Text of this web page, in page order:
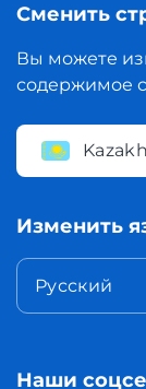
Сменить
Вы можете
содержимое
Изменить
Русский
Наши